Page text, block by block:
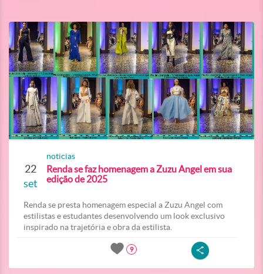
22
set
noticias
Renda se faz homenagem a Zuzu Angel em sua
edição de 2025
Renda se presta homenagem especial a Zuzu Angel com
estilistas e estudantes desenvolvendo um look exclusivo
inspirado na trajetória e obra da estilista.
9